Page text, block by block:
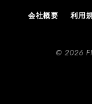
会社概要 利用
© 2026